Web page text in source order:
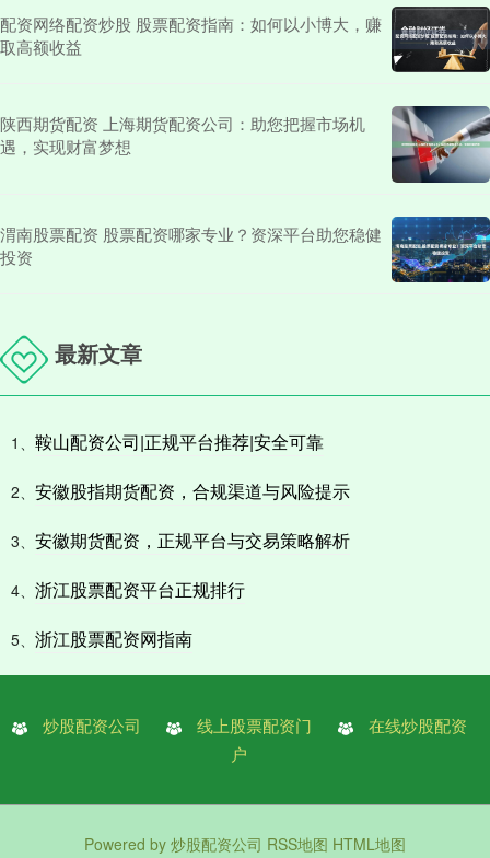
配资网络配资炒股 股票配资指南：如何以小博大，赚
取高额收益
陕西期货配资 上海期货配资公司：助您把握市场机
遇，实现财富梦想
渭南股票配资 股票配资哪家专业？资深平台助您稳健
投资
最新文章
1、 鞍山配资公司|正规平台推荐|安全可靠
2、 安徽股指期货配资，合规渠道与风险提示
3、 安徽期货配资，正规平台与交易策略解析
4、 浙江股票配资平台正规排行
5、 浙江股票配资网指南
炒股配资公司
线上股票配资门
户
在线炒股配资
Powered by 炒股配资公司 RSS地图 HTML地图